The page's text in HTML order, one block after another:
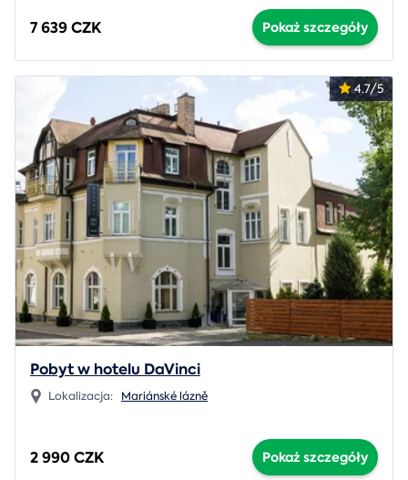
7 639 CZK Pokaż szczegóły
4.7/5
Pobyt w hotelu DaVinci
Lokalizacja: Mariánské lázně
2 990 CZK Pokaż szczegóły